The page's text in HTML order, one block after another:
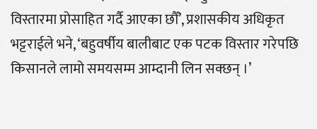
विस्तारमा प्रोसाहित गर्दै आएका छौँ’, प्रशासकीय अधिकृत
भट्टराईले भने, ‘बहुवर्षीय बालीबाट एक पटक विस्तार गरेपछि
किसानले लामो समयसम्म आम्दानी लिन सक्छन् ।’